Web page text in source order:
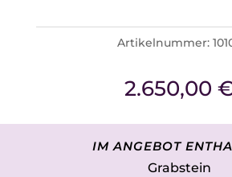
Artikelnummer:
2.650,00
IM ANGEBOT
Grabstein